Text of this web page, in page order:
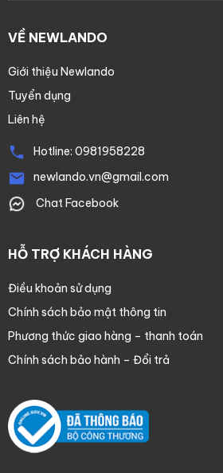
VỀ NEWLANDO
Giới thiệu Newlando
Tuyển dụng
Liên hệ
Hotline: 0981958228
newlando.vn@gmail.com
Chat Facebook
HỖ TRỢ KHÁCH HÀNG
Điều khoản sử dụng
Chính sách bảo mật thông tin
Phương thức giao hàng – thanh toán
Chính sách bảo hành – Đổi trả